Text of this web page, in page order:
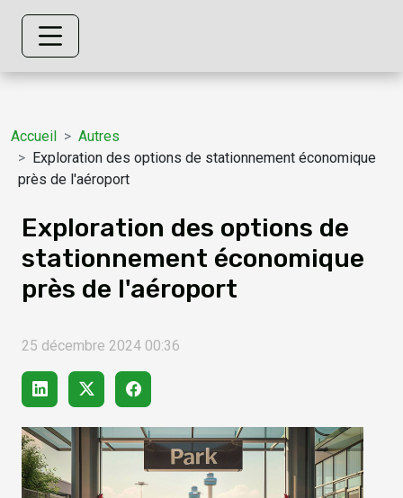
Accueil
Autres
Exploration des options de stationnement économique
près de l'aéroport
Exploration des options de
stationnement économique
près de l'aéroport
25 décembre 2024 00:36